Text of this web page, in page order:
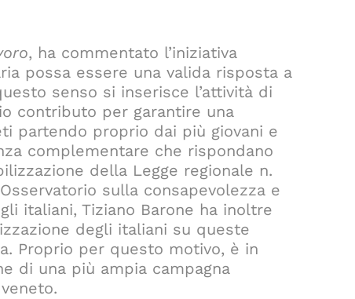
, ha commentato l’iniziativa
possa essere una valida risposta a
senso si inserisce l’attività di
contributo per garantire una
partendo proprio dai più giovani e
complementare che rispondano
della Legge regionale n.
sulla consapevolezza e
italiani, Tiziano Barone ha inoltre
degli italiani su queste
Proprio per questo motivo, è in
di una più ampia campagna